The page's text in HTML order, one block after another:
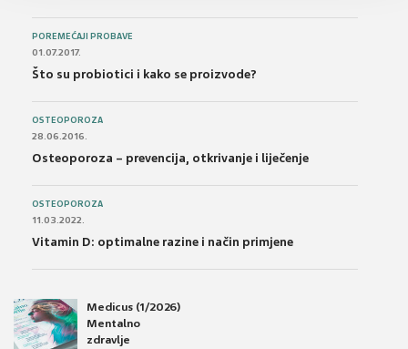
POREMEĆAJI PROBAVE
01.07.2017.
Što su probiotici i kako se proizvode?
OSTEOPOROZA
28.06.2016.
Osteoporoza – prevencija, otkrivanje i liječenje
OSTEOPOROZA
11.03.2022.
Vitamin D: optimalne razine i način primjene
Medicus (1/2026)
Mentalno
zdravlje